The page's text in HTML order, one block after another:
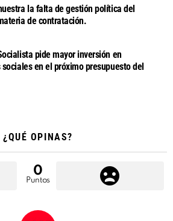
la falta de gestión política del
de contratación.
pide mayor inversión en
en el próximo presupuesto del
¿QUÉ OPINAS?
0
Puntos